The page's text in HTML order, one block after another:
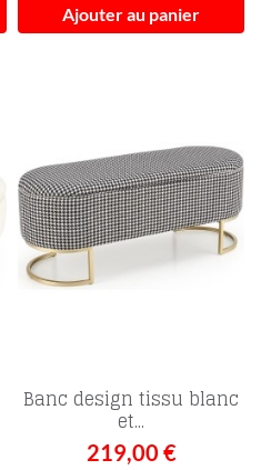
Ajouter au panier
Banc design tissu blanc
et...
219,00 €